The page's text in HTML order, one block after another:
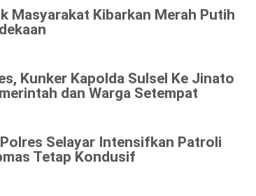
Masyarakat Kibarkan Merah Putih
Kunker Kapolda Sulsel Ke Jinato
dan Warga Setempat
Selayar Intensifkan Patroli
Tetap Kondusif